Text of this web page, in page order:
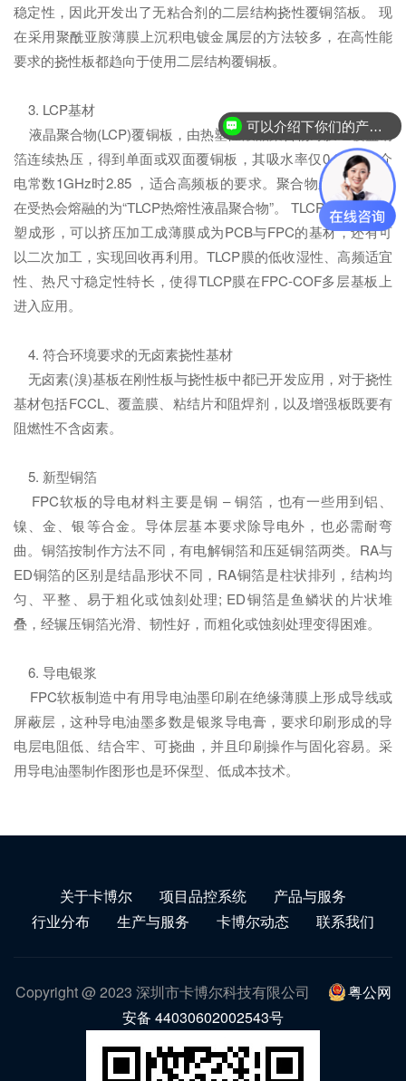
稳定性，因此开发出了无粘合剂的二层结构挠性覆铜箔板。 现
在采用聚酰亚胺薄膜上沉积电镀金属层的方法较多，在高性能
要求的挠性板都趋向于使用二层结构覆铜板。
3. LCP基材
液晶聚合物(LCP)覆铜板，由热塑性液晶聚合物薄膜经覆盖铜
箔连续热压，得到单面或双面覆铜板，其吸水率仅0.04 %，介
电常数1GHz时2.85 ，适合高频板的要求。聚合物呈液晶状态,
在受热会熔融的为“TLCP热熔性液晶聚合物”。 TLCP优点可以注
塑成形，可以挤压加工成薄膜成为PCB与FPC的基材，还有可
以二次加工，实现回收再利用。TLCP膜的低收湿性、高频适宜
性、热尺寸稳定性特长，使得TLCP膜在FPC-COF多层基板上
进入应用。
4. 符合环境要求的无卤素挠性基材
无卤素(溴)基板在刚性板与挠性板中都已开发应用，对于挠性
基材包括FCCL、覆盖膜、粘结片和阻焊剂，以及增强板既要有
阻燃性不含卤素。
5. 新型铜箔
FPC软板的导电材料主要是铜 – 铜箔，也有一些用到铝、
镍、金、银等合金。导体层基本要求除导电外，也必需耐弯
曲。铜箔按制作方法不同，有电解铜箔和压延铜箔两类。RA与
ED铜箔的区别是结晶形状不同，RA铜箔是柱状排列，结构均
匀、平整、易于粗化或蚀刻处理; ED铜箔是鱼鳞状的片状堆
叠，经辗压铜箔光滑、韧性好，而粗化或蚀刻处理变得困难。
6. 导电银浆
FPC软板制造中有用导电油墨印刷在绝缘薄膜上形成导线或
屏蔽层，这种导电油墨多数是银浆导电膏，要求印刷形成的导
电层电阻低、结合牢、可挠曲，并且印刷操作与固化容易。采
用导电油墨制作图形也是环保型、低成本技术。
关于卡博尔 项目品控系统
产品与服务
行业分布
生产与服务 卡博尔动态 联系我们
Copyright @ 2023 深圳市卡博尔科技有限公司
粤公网
安备 44030602002543号
可以介绍下你们的产品么？